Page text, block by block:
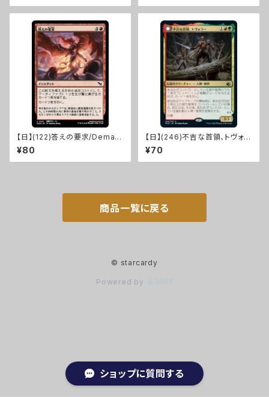
ショップに質問する
【日】(122)答えの要求/Deman
d Answers [MKM]
¥80
【日】(246)不吉な首領、トヴォラ
ー/Tovolar, Dire Overlord
[MID]
¥70
商品一覧に戻る
© starcardy
Powered by